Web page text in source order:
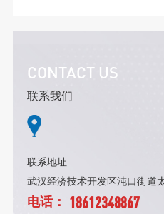
CONTACT US
联系我们
联系地址
武汉经济技术开发区沌口街道
电话： 18612348867